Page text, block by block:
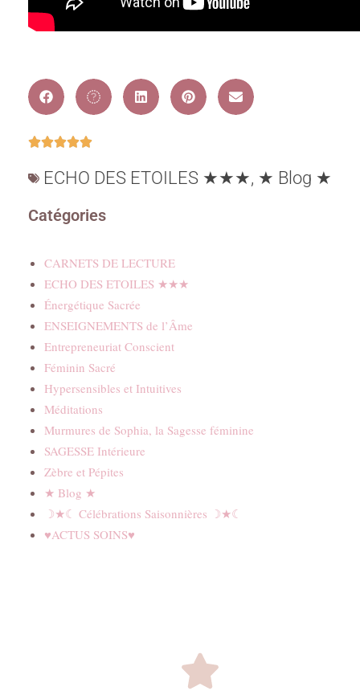
ECHO DES ETOILES ★★★, ★ Blog ★
Catégories
CARNETS DE LECTURE
ECHO DES ETOILES ★★★
Énergétique Sacrée
ENSEIGNEMENTS de l’Âme
Entrepreneuriat Conscient
Féminin Sacré
Hypersensibles et Intuitives
Méditations
Murmures de Sophia, la Sagesse féminine
SAGESSE Intérieure
Zèbre et Pépites
★ Blog ★
☽★☾ Célébrations Saisonnières ☽★☾
♥ACTUS SOINS♥